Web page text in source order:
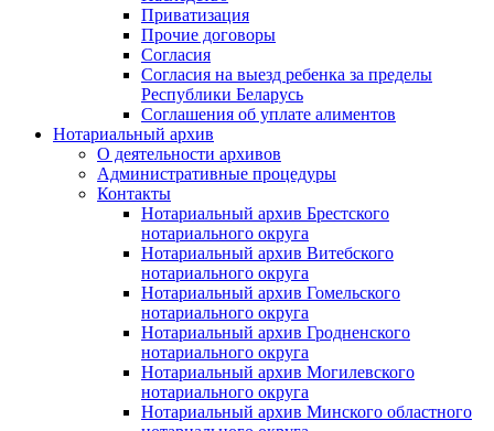
Приватизация
Прочие договоры
Согласия
Согласия на выезд ребенка за пределы
Республики Беларусь
Соглашения об уплате алиментов
Нотариальный архив
О деятельности архивов
Административные процедуры
Контакты
Нотариальный архив Брестского
нотариального округа
Нотариальный архив Витебского
нотариального округа
Нотариальный архив Гомельского
нотариального округа
Нотариальный архив Гродненского
нотариального округа
Нотариальный архив Могилевского
нотариального округа
Нотариальный архив Минского областного